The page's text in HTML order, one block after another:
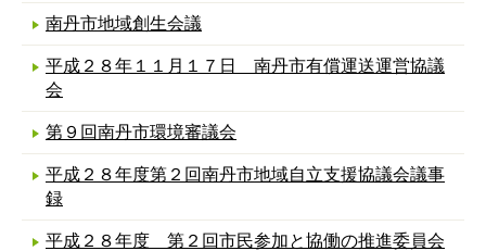
南丹市地域創生会議
平成２８年１１月１７日 南丹市有償運送運営協議
会
第９回南丹市環境審議会
平成２８年度第２回南丹市地域自立支援協議会議事
録
平成２８年度 第２回市民参加と協働の推進委員会